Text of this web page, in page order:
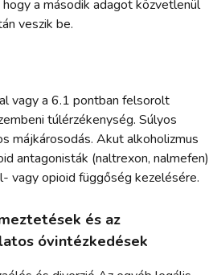
a második adagot közvetlenül
veszik be.
vagy a 6.1 pontban felsorolt
túlérzékenység. Súlyos
májkárosodás. Akut alkoholizmus
antagonisták (naltrexon, nalmefen)
vagy opioid függőség kezelésére.
és az
óvintézkedések